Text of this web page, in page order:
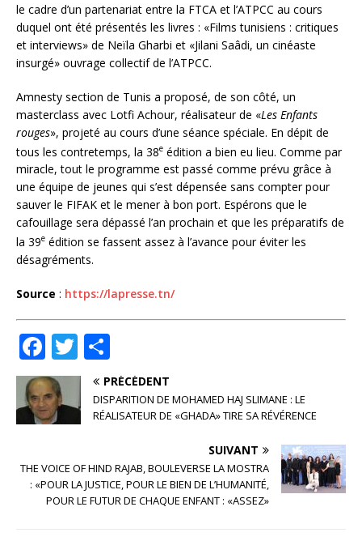
le cadre d’un partenariat entre la FTCA et l’ATPCC au cours
duquel ont été présentés les livres : «Films tunisiens : critiques
et interviews» de Neïla Gharbi et «Jilani Saâdi, un cinéaste
insurgé» ouvrage collectif de l’ATPCC.
Amnesty section de Tunis a proposé, de son côté, un
masterclass avec Lotfi Achour, réalisateur de «Les Enfants
rouges», projeté au cours d’une séance spéciale. En dépit de
tous les contretemps, la 38e édition a bien eu lieu. Comme par
miracle, tout le programme est passé comme prévu grâce à
une équipe de jeunes qui s’est dépensée sans compter pour
sauver le FIFAK et le mener à bon port. Espérons que le
cafouillage sera dépassé l’an prochain et que les préparatifs de
la 39e édition se fassent assez à l’avance pour éviter les
désagréments.
Source : https://lapresse.tn/
F
a
c
e
o
o
T
w
it
te
ar
ta
g
r
PRÉCÉDENT
DISPARITION DE MOHAMED HAJ SLIMANE : LE
RÉALISATEUR DE «GHADA» TIRE SA RÉVÉRENCE
SUIVANT
THE VOICE OF HIND RAJAB, BOULEVERSE LA MOSTRA
: «POUR LA JUSTICE, POUR LE BIEN DE L’HUMANITÉ,
POUR LE FUTUR DE CHAQUE ENFANT : «ASSEZ»